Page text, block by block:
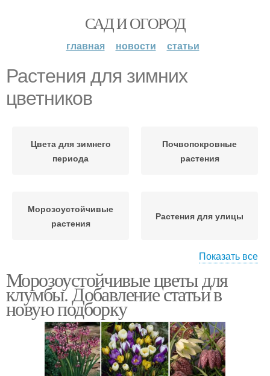
САД И ОГОРОД
главная новости статьи
Растения для зимних
цветников
Цвета для зимнего
периода
Почвопокровные
растения
Морозоустойчивые
растения
Растения для улицы
Растения для сада
Показать все
Морозоустойчивые цветы для
клумбы. Добавление статьи в
новую подборку